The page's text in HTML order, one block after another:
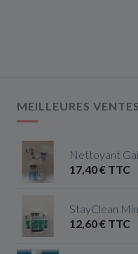
MEILLEURES VENTES
Nettoyant
17,40 € TTC
StayClean
12,60 € TTC